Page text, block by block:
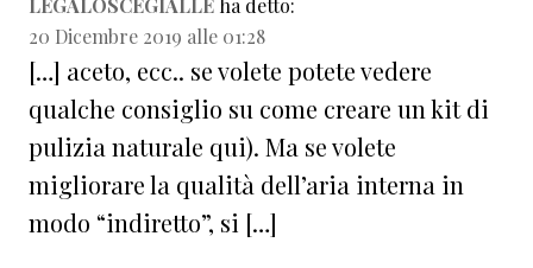
LEGALOSCEGIALLE ha detto:
20 Dicembre 2019 alle 01:28
[…] aceto, ecc.. se volete potete vedere
qualche consiglio su come creare un kit di
pulizia naturale qui). Ma se volete
migliorare la qualità dell’aria interna in
modo “indiretto”, si […]